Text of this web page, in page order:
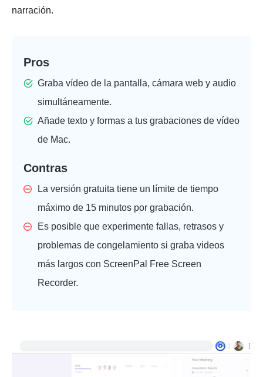
narración.
Pros
Graba vídeo de la pantalla, cámara web y audio
simultáneamente.
Añade texto y formas a tus grabaciones de vídeo
de Mac.
Contras
La versión gratuita tiene un límite de tiempo
máximo de 15 minutos por grabación.
Es posible que experimente fallas, retrasos y
problemas de congelamiento si graba videos
más largos con ScreenPal Free Screen
Recorder.